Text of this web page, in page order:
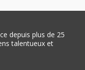
depuis plus de 25
talentueux et